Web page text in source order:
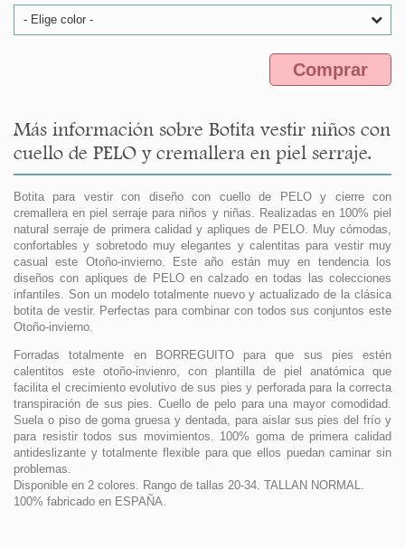
- Elige color -
Comprar
Más información sobre Botita vestir niños con
cuello de PELO y cremallera en piel serraje.
Botita para vestir con diseño con cuello de PELO y cierre con
cremallera en piel serraje para niños y niñas. Realizadas en 100% piel
natural serraje de primera calidad y apliques de PELO. Muy cómodas,
confortables y sobretodo muy elegantes y calentitas para vestir muy
casual este Otoño-invierno. Este año están muy en tendencia los
diseños con apliques de PELO en calzado en todas las colecciones
infantiles. Son un modelo totalmente nuevo y actualizado de la clásica
botita de vestir. Perfectas para combinar con todos sus conjuntos este
Otoño-invierno.
Forradas totalmente en BORREGUITO para que sus pies estén
calentitos este otoño-invienro, con plantilla de piel anatómica que
facilita el crecimiento evolutivo de sus pies y perforada para la correcta
transpiración de sus pies. Cuello de pelo para una mayor comodidad.
Suela o piso de goma gruesa y dentada, para aislar sus pies del frío y
para resistir todos sus movimientos. 100% goma de primera calidad
antideslizante y totalmente flexible para que ellos puedan caminar sin
problemas.
Disponible en 2 colores. Rango de tallas 20-34. TALLAN NORMAL.
100% fabricado en ESPAÑA.